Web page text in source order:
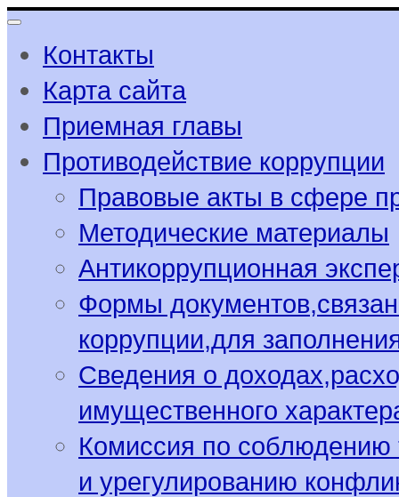
Контакты
Карта сайта
Приемная главы
Противодействие коррупции
Правовые акты в сфере
Методические материалы
Антикоррупционная
Формы
коррупции,для
Сведения о
имущественного
Комиссия по соблюдению
и урегулированию